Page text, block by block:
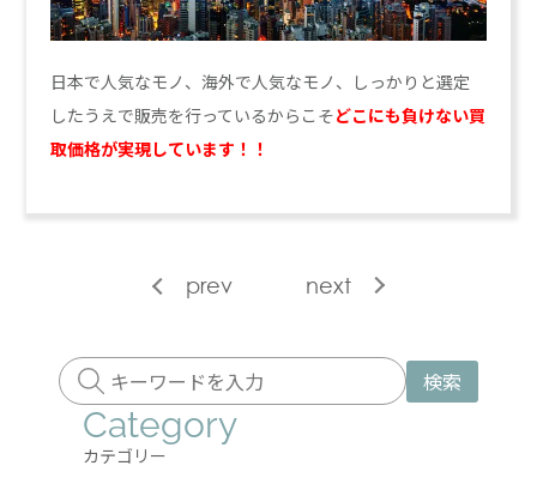
日本で人気なモノ、海外で人気なモノ、しっかりと選定
したうえで販売を行っているからこそどこにも負けない買
取価格が実現しています！！
prev next
検索
Category
カテゴリー